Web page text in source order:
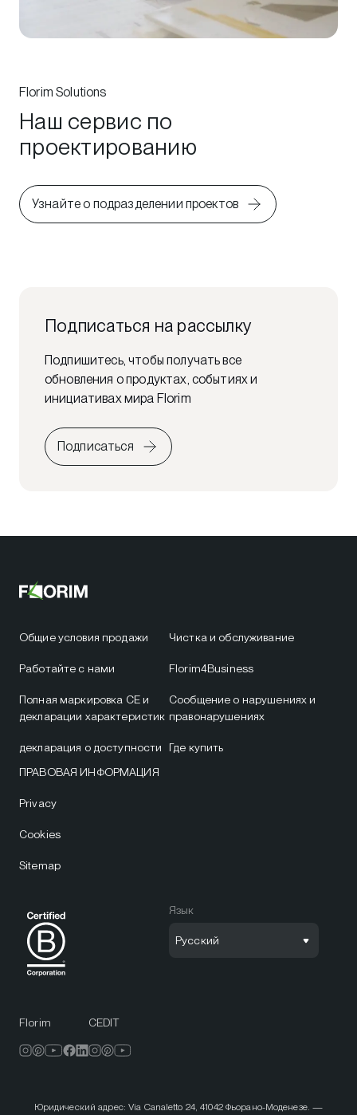
Florim Solutions
Наш сервис по
проектированию
Узнайте о подразделении проектов
Подписаться на рассылку
Подпишитесь, чтобы получать все
обновления о продуктах, событиях и
инициативах мира Florim
Подписаться
Общие условия продажи
Работайте с нами
Полная маркировка CE и
декларации характеристик
декларация о доступности
Чистка и обслуживание
Florim4Business
Сообщение о нарушениях и
правонарушениях
Где купить
ПРАВОВАЯ ИНФОРМАЦИЯ
Privacy
Cookies
Sitemap
Язык
Русский
Florim CEDIT
Юридический адрес: Via Canaletto 24, 41042 Фьорано-Моденезе. —